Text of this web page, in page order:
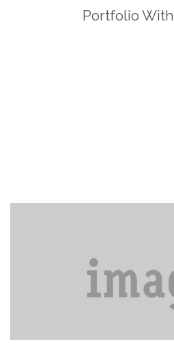
Portfolio